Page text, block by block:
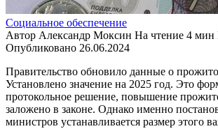
Социальное обеспечение
Автор Александр Моксин На чтение 4 мин
Опубликовано 26.06.2024
Правительство обновило данные о
Установлено значение на 2025 год. Это
протокольное решение, повышение
заложено в законе. Однако именно
министров устанавливается размер этого